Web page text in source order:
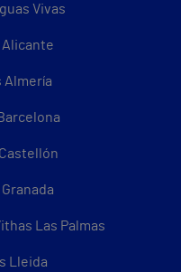
Vivas
Alicante
Almería
Las Palmas
Lleida